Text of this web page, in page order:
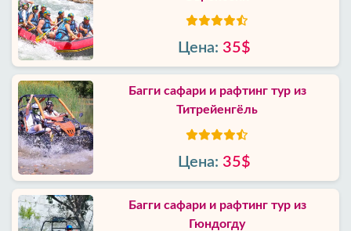
Цена: 35$
Багги сафари и рафтинг тур из
Титрейенгёль
Цена: 35$
Багги сафари и рафтинг тур из
Гюндогду